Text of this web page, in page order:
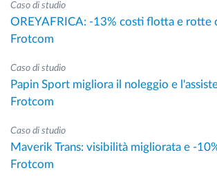
Caso di studio
OREYAFRICA: -13% costi flotta e rotte
Frotcom
Caso di studio
Papin Sport migliora il noleggio e
Frotcom
Caso di studio
Maverik Trans: visibilità migliorata e -
Frotcom